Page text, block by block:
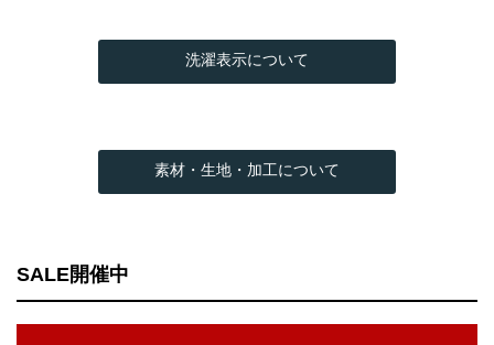
洗濯表示について
素材・生地・加工について
SALE開催中